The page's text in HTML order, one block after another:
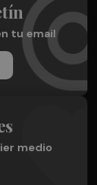
tu email
medio